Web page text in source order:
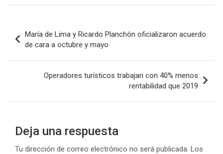
ce
b
o
o
tt
er
at
s
A
p
p
ke
dI
n
m
ar
tir
de
entradas
María de Lima y Ricardo Planchón oficializaron acuerdo
de cara a octubre y mayo
Operadores turísticos trabajan con 40% menos
rentabilidad que 2019
Deja una respuesta
Tu dirección de correo electrónico no será publicada. Los